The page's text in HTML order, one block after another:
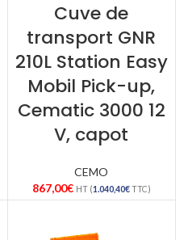
Cuve de
transport GNR
210L Station Easy
Mobil Pick-up,
Cematic 3000 12
V, capot
CEMO
867,00€ HT (1.040,40€TTC)